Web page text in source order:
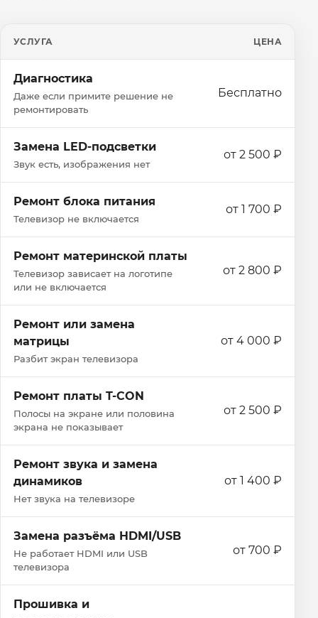
УСЛУГА ЦЕНА
Диагностика
Даже если примите решение не
ремонтировать
Бесплатно
Замена LED-подсветки
Звук есть, изображения нет
от 2 500 ₽
Ремонт блока питания
Телевизор не включается
от 1 700 ₽
Ремонт материнской платы
Телевизор зависает на логотипе
или не включается
от 2 800 ₽
Ремонт или замена
матрицы
Разбит экран телевизора
от 4 000 ₽
Ремонт платы T-CON
Полосы на экране или половина
экрана не показывает
от 2 500 ₽
Ремонт звука и замена
динамиков
Нет звука на телевизоре
от 1 400 ₽
Замена разъёма HDMI/USB
Не работает HDMI или USB
телевизора
от 700 ₽
Прошивка и